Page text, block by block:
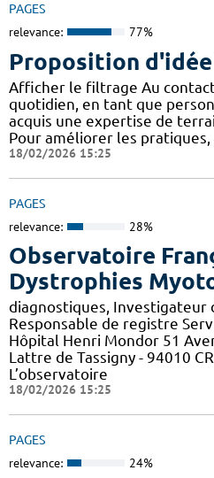
PAGES
relevance: 77%
Proposition
Afficher le filtrage Au
quotidien, en tant que
acquis une expertise de
Pour améliorer les
18/02/2026 15:25
PAGES
relevance: 28%
Observatoire
Dystrophies
diagnostiques, Investigateur
Responsable de registre
Hôpital Henri Mondor 51
Lattre de Tassigny - 94010
L’observatoire
18/02/2026 15:25
PAGES
relevance: 24%